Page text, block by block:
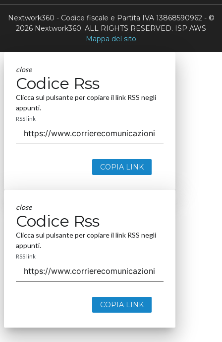
Nextwork360 - Codice fiscale e Partita IVA 13868590962 - ©
2026 Nextwork360. ALL RIGHTS RESERVED. ISP AWS
Mappa del sito
close
Codice Rss
Clicca sul pulsante per copiare il link RSS negli
appunti.
RSS link
COPIA LINK
close
Codice Rss
Clicca sul pulsante per copiare il link RSS negli
appunti.
RSS link
COPIA LINK